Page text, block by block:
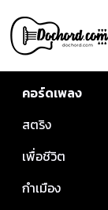
คอร์ดเพลง
สตริง
เพื่อชีวิต
กำเมือง